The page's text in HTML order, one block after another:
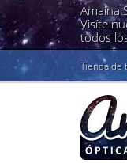
Amaina
Visíte
todos
Tienda de